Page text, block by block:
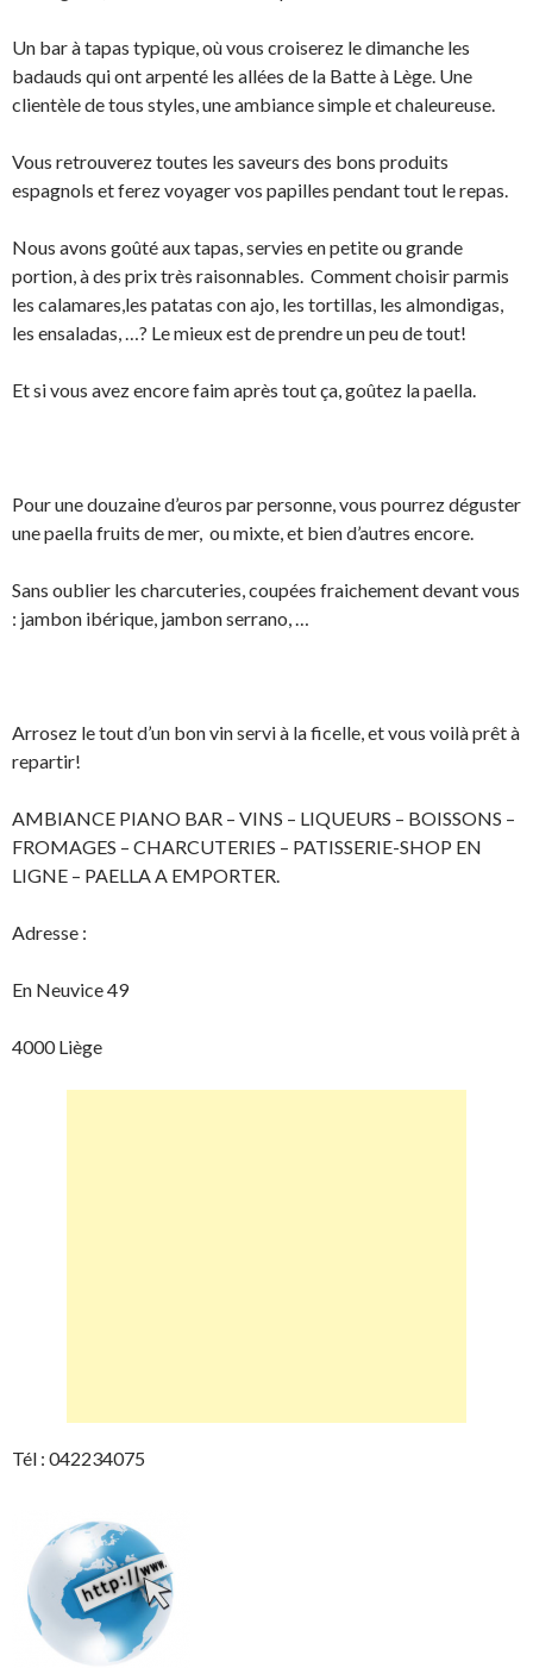
Un bar à tapas typique, où vous croiserez le dimanche les
badauds qui ont arpenté les allées de la Batte à Lège. Une
clientèle de tous styles, une ambiance simple et chaleureuse.
Vous retrouverez toutes les saveurs des bons produits
espagnols et ferez voyager vos papilles pendant tout le repas.
Nous avons goûté aux tapas, servies en petite ou grande
portion, à des prix très raisonnables. Comment choisir parmis
les calamares,les patatas con ajo, les tortillas, les almondigas,
les ensaladas, …? Le mieux est de prendre un peu de tout!
Et si vous avez encore faim après tout ça, goûtez la paella.
Pour une douzaine d’euros par personne, vous pourrez déguster
une paella fruits de mer, ou mixte, et bien d’autres encore.
Sans oublier les charcuteries, coupées fraichement devant vous
: jambon ibérique, jambon serrano, …
Arrosez le tout d’un bon vin servi à la ficelle, et vous voilà prêt à
repartir!
AMBIANCE PIANO BAR – VINS – LIQUEURS – BOISSONS –
FROMAGES – CHARCUTERIES – PATISSERIE-SHOP EN
LIGNE – PAELLA A EMPORTER.
Adresse :
En Neuvice 49
4000 Liège
Tél : 042234075